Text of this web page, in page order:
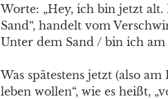
Worte: „Hey, ich bin jetzt alt.
Sand“, handelt vom
Unter dem Sand / bin ich am
Was spätestens jetzt (also
leben wollen“, wie es heißt,